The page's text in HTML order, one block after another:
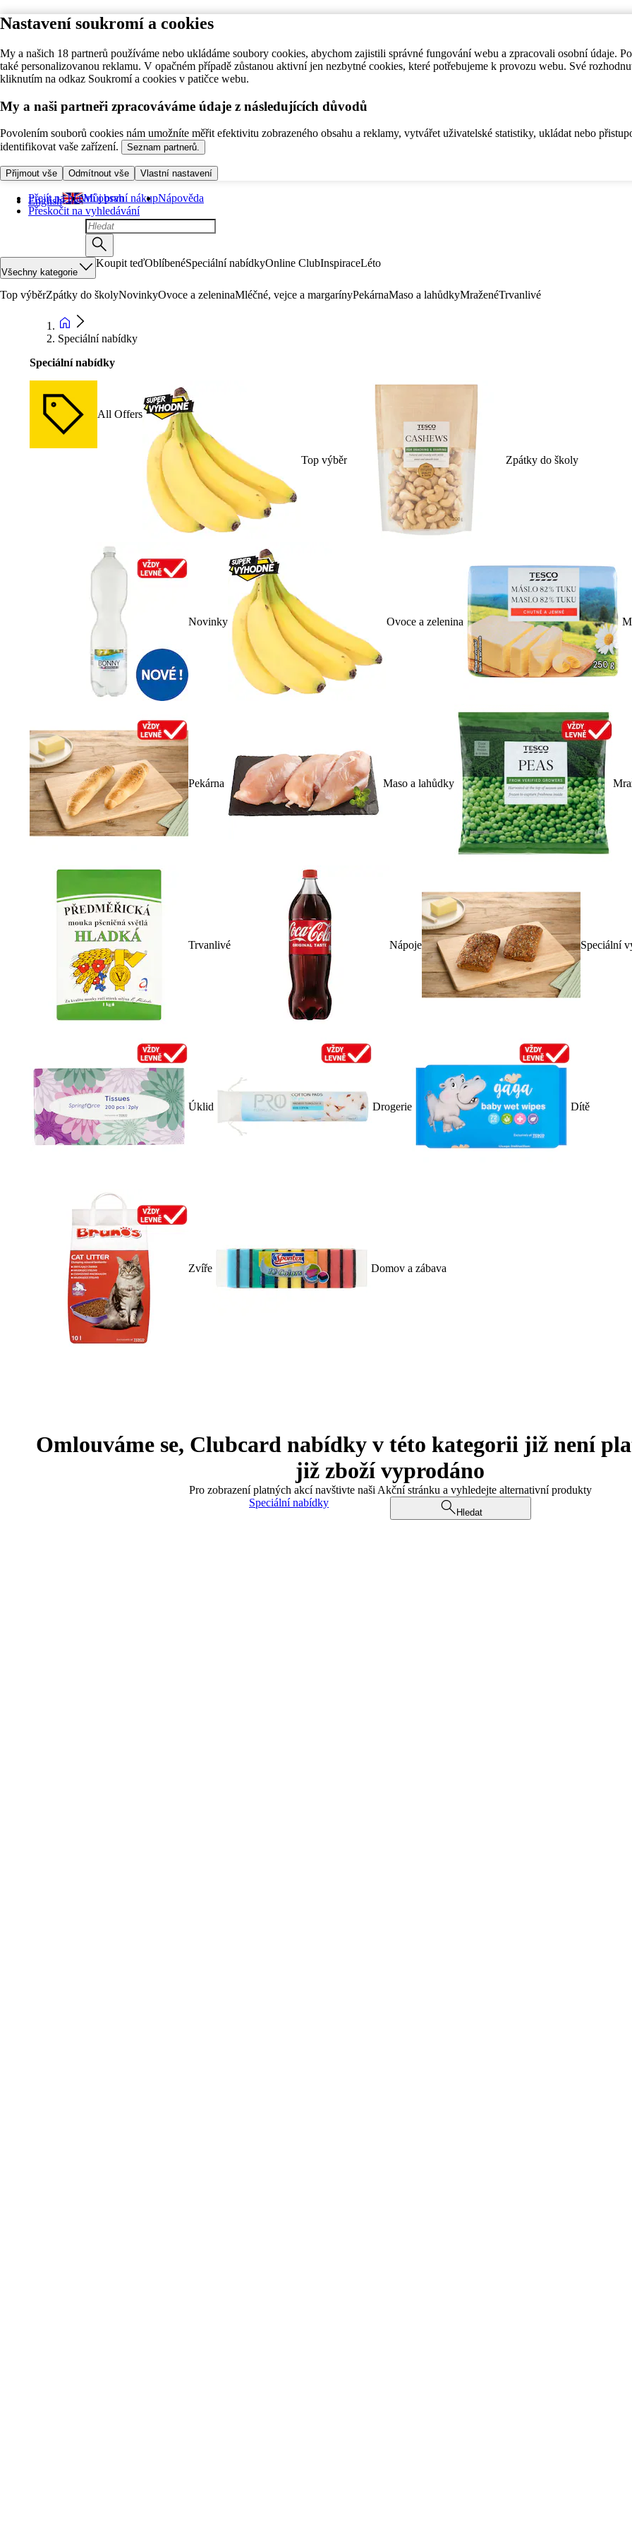
Nastavení soukromí a cookies
My a našich 18 partnerů používáme nebo ukládáme soubory cookies, abychom zajistili správné fungování webu a zpracovali osobní údaje.
také personalizovanou reklamu. V opačném případě zůstanou aktivní jen nezbytné cookies, které potřebujeme k provozu webu. Své
kliknutím na odkaz Soukromí a cookies v patičce webu.
My a naši partneři zpracováváme údaje z následujících důvodů
Povolením souborů cookies nám umožníte měřit efektivitu zobrazeného obsahu a reklamy, vytvářet uživatelské statistiky, ukládat nebo
identifikovat vaše zařízení.
Seznam partnerů.
Přijmout vše Odmítnout vše Vlastní nastavení
Přejít na hlavní obsah
Přeskočit na vyhledávání
English Můj první nákupNápověda
Všechny kategorie
Koupit teďOblíbenéSpeciální nabídkyOnline ClubInspiraceLéto
Top výběrZpátky do školyNovinkyOvoce a zeleninaMléčné, vejce a margarínyPekárnaMaso a lahůdkyMraženéTrvanlivé
Speciální nabídky
Speciální nabídky
All Offers
Top výběr Zpátky do školy
Novinky Ovoce a zelenina
Pekárna Maso a lahůdky
Trvanlivé Nápoje Speciální
Úklid Drogerie Dítě
Zvíře Domov a zábava
Omlouváme se, Clubcard nabídky v této kategorii již není
již zboží vyprodáno
Pro zobrazení platných akcí navštivte naši Akční stránku a vyhledejte alternativní produkty
Speciální nabídky
Hledat